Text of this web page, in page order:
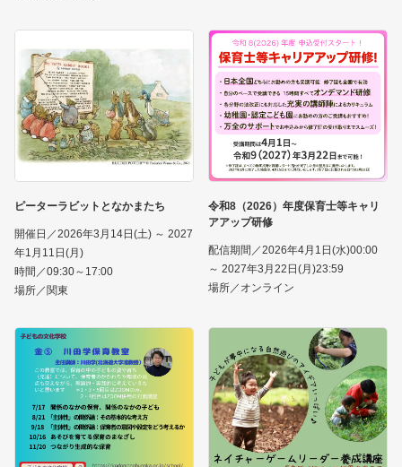
ピーターラビットとなかまたち
開催日／2026年3月14日(土) ～ 2027
年1月11日(月)
時間／09:30～17:00
場所／関東
令和8（2026）年度保育士等キャリ
アアップ研修
配信期間／2026年4月1日(水)00:00
～ 2027年3月22日(月)23:59
場所／オンライン